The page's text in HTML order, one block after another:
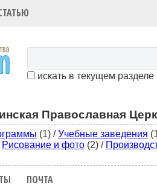
искать в текущем разделе
Православная
(1) /Учебные заведения
Рисование и фото (2) /
ПОЧТА